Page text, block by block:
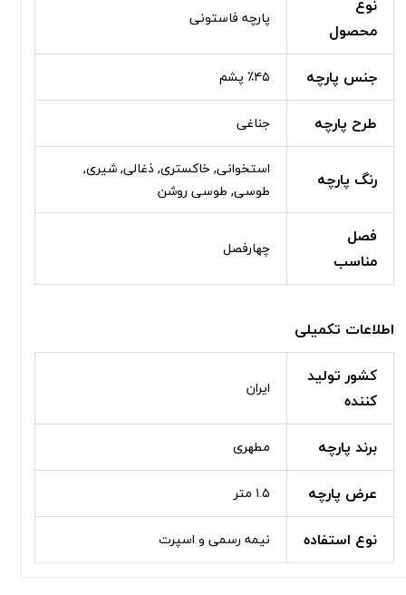
نوع
محصول
پارچه فاستونی
جنس پارچه ٪۴۵ پشم
طرح پارچه جناغی
رنگ پارچه
استخوانی, خاکستری, ذغالی, شیری,
طوسی, طوسی روشن
فصل
مناسب
چهارفصل
اطلاعات تکمیلی
کشور تولید
کننده
ایران
برند پارچه مطهری
عرض پارچه ۱.۵ متر
نوع استفاده نیمه رسمی و اسپرت